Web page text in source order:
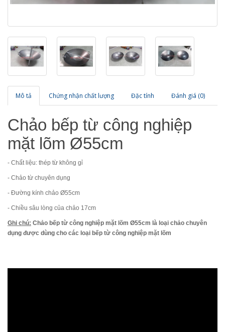
Mô tả Chứng nhận chất lượng Đặc tính Đánh giá (0)
Chảo bếp từ công nghiệp
mặt lõm Ø55cm
- Chất liệu: thép từ không gỉ
- Chảo từ chuyên dụng
- Đường kính chảo Ø55cm
- Chiều sâu lòng của chảo 17cm
Ghi chú: Chảo bếp từ công nghiệp mặt lõm Ø55cm là loại chảo chuyên
dụng được dùng cho các loại bếp từ công nghiệp mặt lõm